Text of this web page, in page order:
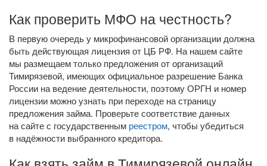
Как проверить МФО на честность?
В первую очередь у микрофинансовой организации должна
быть действующая лицензия от ЦБ РФ. На нашем сайте
мы размещаем только предложения от организаций
Тимирязевой, имеющих официальное разрешение Банка
России на ведение деятельности, поэтому ОРГН и номер
лицензии можно узнать при переходе на страницу
предложения займа. Проверьте соответствие данных
на сайте с государственным реестром, чтобы убедиться
в надёжности выбранного кредитора.